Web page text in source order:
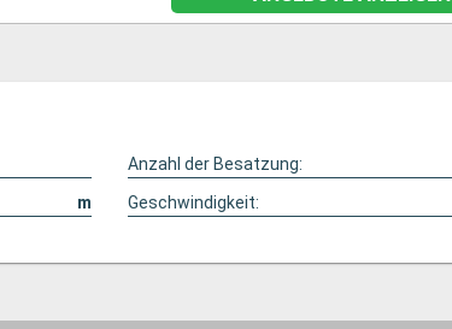
Anzahl der Besatzung:
m Geschwindigkeit: